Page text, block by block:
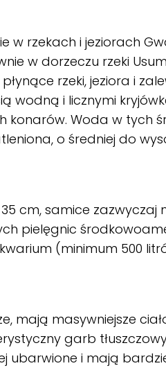
w rzekach i jeziorach
w dorzeczu rzeki
rzeki, jeziora i
wodną i licznymi
konarów. Woda w tych
o średniej do
cm, samice zazwyczaj
pielęgnic
(minimum 500
mają masywniejsze
garb
ubarwione i mają